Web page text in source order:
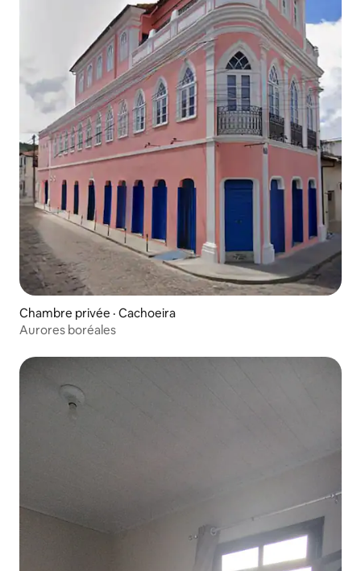
Chambre privée · Cachoeira
Aurores boréales